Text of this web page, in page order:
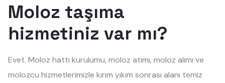
Moloz taşıma
hizmetiniz var mı?
Evet. Moloz hattı kurulumu, moloz atımı, moloz alımı ve
molozcu hizmetlerimizle kırım yıkım sonrası alanı temiz